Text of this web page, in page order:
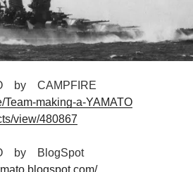
by CAMPFIRE
Team-making-a-YAMATO
view/480867
by BlogSpot